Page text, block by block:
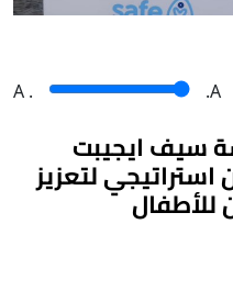
A . .A
سيف ايجيبت
لتعزيز
للأطفال